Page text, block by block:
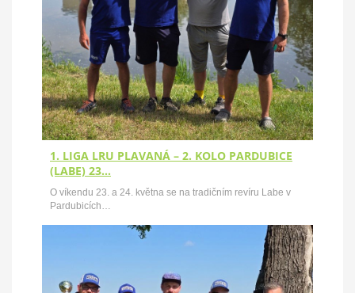
1. LIGA LRU PLAVANÁ – 2. KOLO PARDUBICE
(LABE) 23…
O víkendu 23. a 24. května se na tradičním revíru Labe v
Pardubicích…